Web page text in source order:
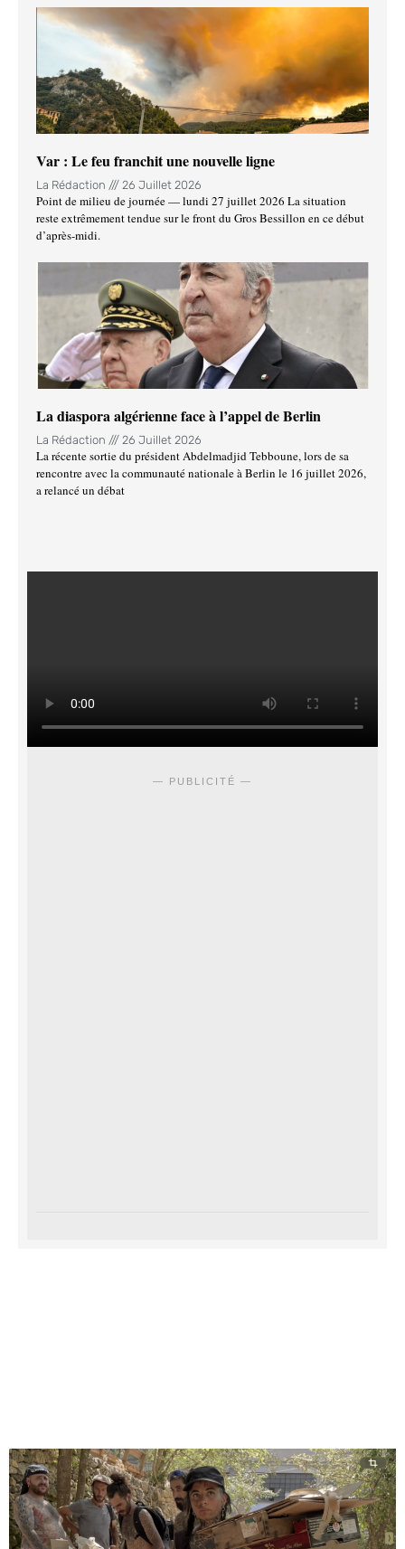
Var : Le feu franchit une nouvelle ligne
La Rédaction 26 Juillet 2026
Point de milieu de journée — lundi 27 juillet 2026 La situation
reste extrêmement tendue sur le front du Gros Bessillon en ce début
d’après-midi.
La diaspora algérienne face à l’appel de Berlin
La Rédaction 26 Juillet 2026
La récente sortie du président Abdelmadjid Tebboune, lors de sa
rencontre avec la communauté nationale à Berlin le 16 juillet 2026,
a relancé un débat
— PUBLICITÉ —